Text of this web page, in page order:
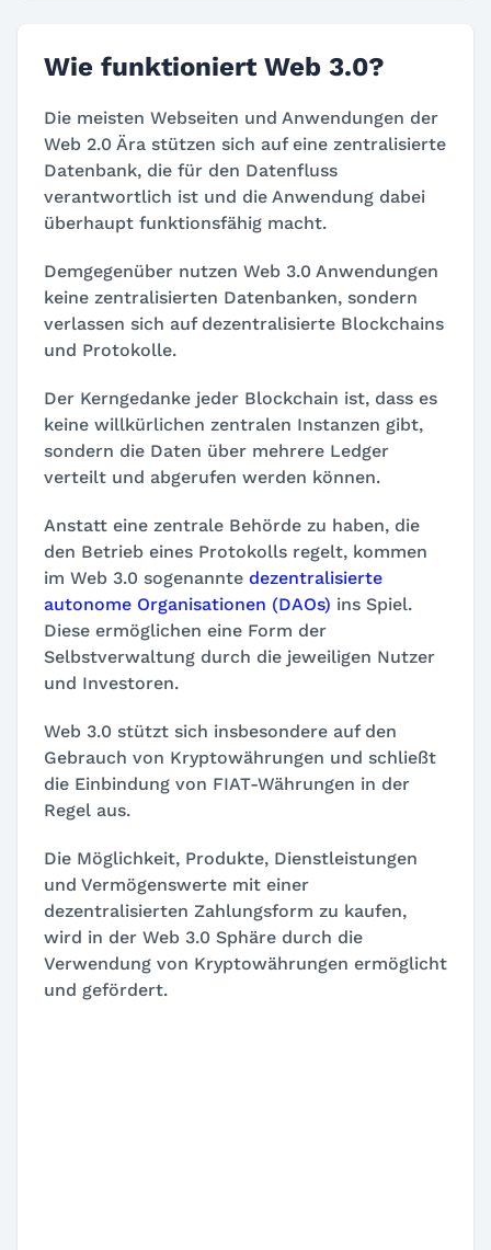
Wie funktioniert Web 3.0?
Die meisten Webseiten und Anwendungen der
Web 2.0 Ära stützen sich auf eine zentralisierte
Datenbank, die für den Datenfluss
verantwortlich ist und die Anwendung dabei
überhaupt funktionsfähig macht.
Demgegenüber nutzen Web 3.0 Anwendungen
keine zentralisierten Datenbanken, sondern
verlassen sich auf dezentralisierte Blockchains
und Protokolle.
Der Kerngedanke jeder Blockchain ist, dass es
keine willkürlichen zentralen Instanzen gibt,
sondern die Daten über mehrere Ledger
verteilt und abgerufen werden können.
Anstatt eine zentrale Behörde zu haben, die
den Betrieb eines Protokolls regelt, kommen
im Web 3.0 sogenannte dezentralisierte
autonome Organisationen (DAOs) ins Spiel.
Diese ermöglichen eine Form der
Selbstverwaltung durch die jeweiligen Nutzer
und Investoren.
Web 3.0 stützt sich insbesondere auf den
Gebrauch von Kryptowährungen und schließt
die Einbindung von FIAT-Währungen in der
Regel aus.
Die Möglichkeit, Produkte, Dienstleistungen
und Vermögenswerte mit einer
dezentralisierten Zahlungsform zu kaufen,
wird in der Web 3.0 Sphäre durch die
Verwendung von Kryptowährungen ermöglicht
und gefördert.